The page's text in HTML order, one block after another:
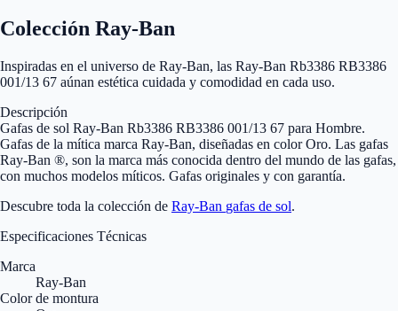
Colección Ray-Ban
Inspiradas en el universo de Ray-Ban, las Ray-Ban Rb3386 RB3386
001/13 67 aúnan estética cuidada y comodidad en cada uso.
Descripción
Gafas de sol Ray-Ban Rb3386 RB3386 001/13 67 para Hombre.
Gafas de la mítica marca Ray-Ban, diseñadas en color Oro. Las gafas
Ray-Ban ®, son la marca más conocida dentro del mundo de las gafas,
con muchos modelos míticos. Gafas originales y con garantía.
Descubre toda la colección de Ray-Ban gafas de sol.
Especificaciones Técnicas
Marca
Ray-Ban
Color de montura